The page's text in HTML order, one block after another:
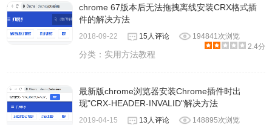
chrome 67版本后无法拖拽离线安装CRX格式插
件的解决方法
2018-09-22 15人评论
194841次浏览
2.4分
分类： 实用方法教程
最新版chrome浏览器安装Chrome插件时出
现"CRX-HEADER-INVALID"解决方法
2019-04-15 13人评论
148895次浏览